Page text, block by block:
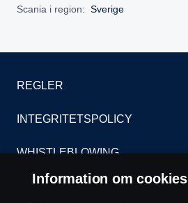
Scania i region: Sverige
REGLER
INTEGRITETSPOLICY
WHISTLEBLOWING
KONTAKT
Information om cookies